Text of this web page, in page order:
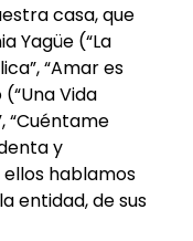
casa, que
Yagüe (“La
“Amar es
Vida
“Cuéntame
y
hablamos
entidad, de sus